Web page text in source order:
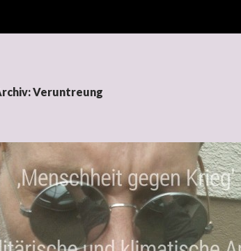
Veruntreung